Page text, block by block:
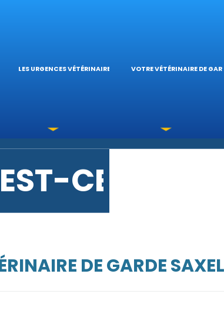
LES URGENCES VÉTÉRINAIRES
LES
EST-CE UNE
VOTRE VÉTÉRINAIRE DE
DE GARDE SAXEL